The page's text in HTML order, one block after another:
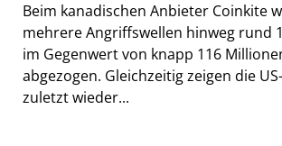
Beim kanadischen Anbieter Coinkite
mehrere Angriffswellen hinweg rund
im Gegenwert von knapp 116
abgezogen. Gleichzeitig zeigen die
zuletzt wieder...